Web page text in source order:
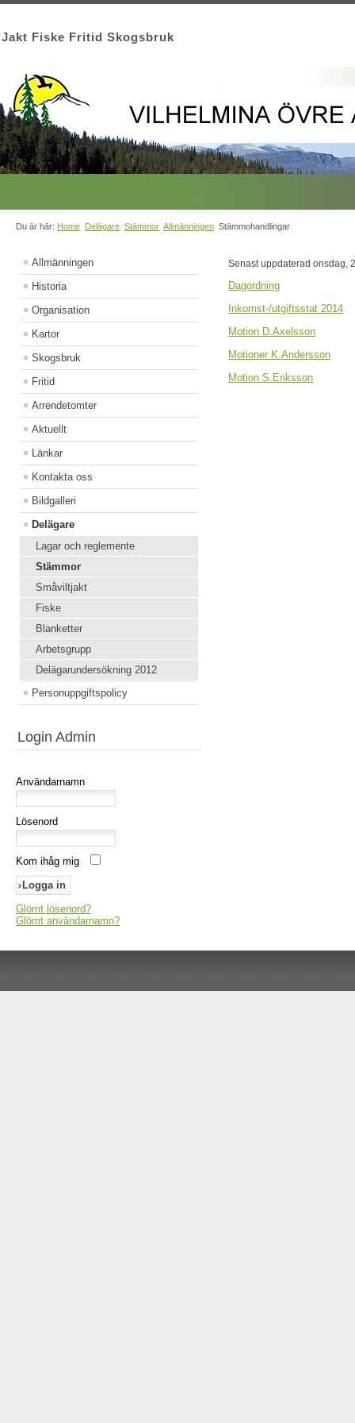
Jakt Fiske Fritid Skogsbruk
Du är här: Home Delägare Stämmor Allmänningen Stämmohandlingar
Allmänningen
Historia
Organisation
Kartor
Skogsbruk
Fritid
Arrendetomter
Aktuellt
Länkar
Kontakta oss
Bildgalleri
Delägare
Lagar och reglemente
Stämmor
Småviltjakt
Fiske
Blanketter
Arbetsgrupp
Delägarundersökning 2012
Personuppgiftspolicy
Login Admin
Användarnamn
Lösenord
Kom ihåg mig
Glömt lösenord?
Glömt användarnamn?
Senast uppdaterad onsdag,
Dagordning
Inkomst-/utgiftsstat 2014
Motion D.Axelsson
Motioner K.Andersson
Motion S.Eriksson